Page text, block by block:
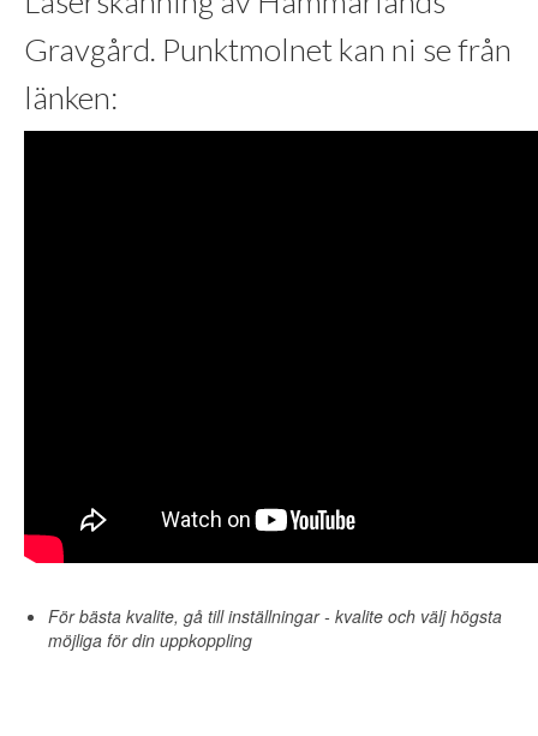
Gravgård. Punktmolnet kan ni se från
länken:
För bästa kvalite, gå till inställningar - kvalite och välj högsta
möjliga för din uppkoppling